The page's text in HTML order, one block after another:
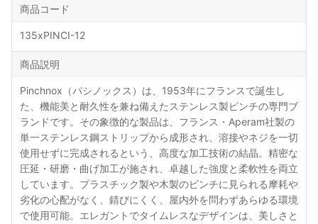
商品コード
135xPINCI-12
商品説明
Pinchnox（パシノックス）は、1953年にフランスで誕生し
た、機能美と耐久性を兼ね備えたステンレス製ピンチの専門ブ
ランドです。その象徴的な製品は、フランス・Aperam社製の
単一ステンレス鋼ストリップから成形され、溶接やネジを一切
使用せずに完成されるという、高度な加工技術の結晶。精密な
圧延・研磨・曲げ加工が施され、卓越した強度と柔軟性を両立
しています。プラスチック製や木製のピンチに見られる摩耗や
劣化の心配がなく、錆びにくく、屋内外を問わずあらゆる環境
で使用可能。エレガントでタイムレスなデザインは、美しさと